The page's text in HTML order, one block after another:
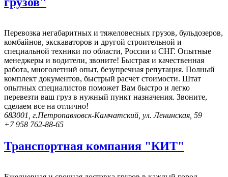
Перевозка негабаритных и тяжеловесных грузов, бульдозеров,
комбайнов, экскаваторов и другой строительной и
специальной техники по области, России и СНГ. Опытные
менеджеры и водители, звоните! Быстрая и качественная
работа, многолетний опыт, безупречная репутация. Полный
комплект документов, быстрый расчет стоимости. Штат
опытных специалистов поможет Вам быстро и легко
перевезти ваш груз в нужный пункт назначения. Звоните,
сделаем все на отлично!
​683001, г.Петропавловск-Камчатский, ул. Ленинская, 59
+7 958 762-88-65
Транспортная компания "КИТ"